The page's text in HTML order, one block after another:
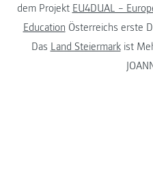
dem Projekt EU4DUAL –
Education Österreichs erste
Das Land Steiermarkist